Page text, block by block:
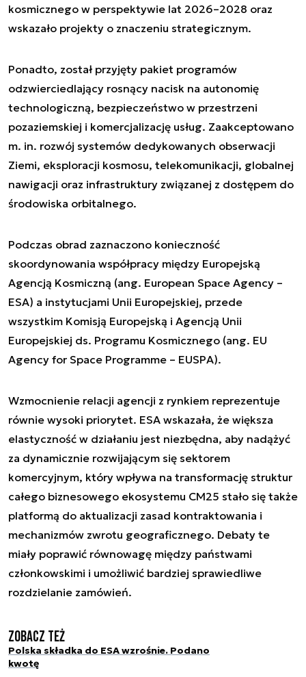
kosmicznego w perspektywie lat 2026–2028 oraz
wskazało projekty o znaczeniu strategicznym.
Ponadto, został przyjęty pakiet programów
odzwierciedlający rosnący nacisk na autonomię
technologiczną, bezpieczeństwo w przestrzeni
pozaziemskiej i komercjalizację usług. Zaakceptowano
m. in. rozwój systemów dedykowanych obserwacji
Ziemi, eksploracji kosmosu, telekomunikacji, globalnej
nawigacji oraz infrastruktury związanej z dostępem do
środowiska orbitalnego.
Podczas obrad zaznaczono konieczność
skoordynowania współpracy między Europejską
Agencją Kosmiczną (ang. European Space Agency –
ESA) a instytucjami Unii Europejskiej, przede
wszystkim Komisją Europejską i Agencją Unii
Europejskiej ds. Programu Kosmicznego (ang. EU
Agency for Space Programme – EUSPA).
Wzmocnienie relacji agencji z rynkiem reprezentuje
równie wysoki priorytet. ESA wskazała, że większa
elastyczność w działaniu jest niezbędna, aby nadążyć
za dynamicznie rozwijającym się sektorem
komercyjnym, który wpływa na transformację struktur
całego biznesowego ekosystemu CM25 stało się także
platformą do aktualizacji zasad kontraktowania i
mechanizmów zwrotu geograficznego. Debaty te
miały poprawić równowagę między państwami
członkowskimi i umożliwić bardziej sprawiedliwe
rozdzielanie zamówień.
Zobacz też
Polska składka do ESA wzrośnie. Podano
kwotę